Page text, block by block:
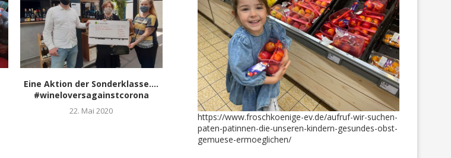
Eine Aktion der Sonderklasse….
#wineloversagainstcorona
22. Mai 2020
Lebensmittel – Gutschein für die
Familie von Giulia...
2. Oktober 2022
Hier halfen
Gutscheine
7. Mai 2021
https://www.froschkoenige-ev.de/aufruf-wir-suchen-
paten-patinnen-die-unseren-kindern-gesundes-obst-
gemuese-ermoeglichen/